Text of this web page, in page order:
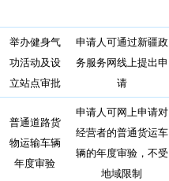
举办健身气
功活动及设
立站点审批
申请人可通过新疆政
务服务网线上提出申
请
普通道路货
物运输车辆
年度审验
申请人可网上申请对
经营者的普通货运车
辆的年度审验，不受
地域限制